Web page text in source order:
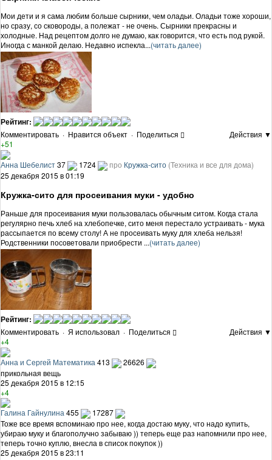
Мои дети и я сама любим больше сырники, чем оладьи. Оладьи тоже хороши,
но сразу, со сковороды, а полежат - не очень. Сырники прекрасны и
холодные. Над рецептом долго не думаю, как говорится, что есть под рукой.
Иногда с манкой делаю. Недавно испекла...(читать далее)
Рейтинг:
Комментировать · Нравится объект · Поделиться
Действия ▼
+51
Анна Шебелист37 1724 про Кружка-сито (Техника и все для дома)
25 декабря 2015 в 01:19
Кружка-сито для просеивания муки - удобно
Раньше для просеивания муки пользовалась обычным ситом. Когда стала
регулярно печь хлеб на хлебопечке, сито меня перестало устраивать - мука
рассыпается по всему столу! А не просеивать муку для хлеба нельзя!
Родственники посоветовали приобрести ...(читать далее)
Рейтинг:
Комментировать · Я использовал · Поделиться
Действия ▼
+4
Анна и Сергей Математика 413
26626
прикольная вещь
25 декабря 2015 в 12:15
+4
Галина Гайнулина455
17287
Тоже все время вспоминаю про нее, когда достаю муку, что надо купить,
убираю муку и благополучно забываю )) теперь еще раз напомнили про нее,
теперь точно куплю, внесла в список покупок ))
25 декабря 2015 в 23:11